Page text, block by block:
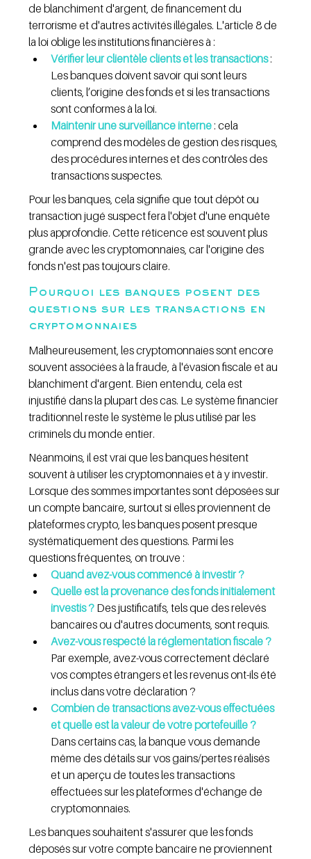
de blanchiment d'argent, de financement du
terrorisme et d'autres activités illégales. L'article 8 de
la loi oblige les institutions financières à :
Vérifier leur clientèle clients et les transactions :
Les banques doivent savoir qui sont leurs
clients, l’origine des fonds et si les transactions
sont conformes à la loi.
Maintenir une surveillance interne : cela
comprend des modèles de gestion des risques,
des procédures internes et des contrôles des
transactions suspectes.
Pour les banques, cela signifie que tout dépôt ou
transaction jugé suspect fera l'objet d'une enquête
plus approfondie. Cette réticence est souvent plus
grande avec les cryptomonnaies, car l'origine des
fonds n'est pas toujours claire.
Pourquoi les banques posent des
questions sur les transactions en
cryptomonnaies
Malheureusement, les cryptomonnaies sont encore
souvent associées à la fraude, à l'évasion fiscale et au
blanchiment d'argent. Bien entendu, cela est
injustifié dans la plupart des cas. Le système financier
traditionnel reste le système le plus utilisé par les
criminels du monde entier.
Néanmoins, il est vrai que les banques hésitent
souvent à utiliser les cryptomonnaies et à y investir.
Lorsque des sommes importantes sont déposées sur
un compte bancaire, surtout si elles proviennent de
plateformes crypto, les banques posent presque
systématiquement des questions. Parmi les
questions fréquentes, on trouve :
Quand avez-vous commencé à investir ?
Quelle est la provenance des fonds initialement
investis ? Des justificatifs, tels que des relevés
bancaires ou d'autres documents, sont requis.
Avez-vous respecté la réglementation fiscale ?
Par exemple, avez-vous correctement déclaré
vos comptes étrangers et les revenus ont-ils été
inclus dans votre déclaration ?
Combien de transactions avez-vous effectuées
et quelle est la valeur de votre portefeuille ?
Dans certains cas, la banque vous demande
même des détails sur vos gains/pertes réalisés
et un aperçu de toutes les transactions
effectuées sur les plateformes d'échange de
cryptomonnaies.
Les banques souhaitent s'assurer que les fonds
déposés sur votre compte bancaire ne proviennent